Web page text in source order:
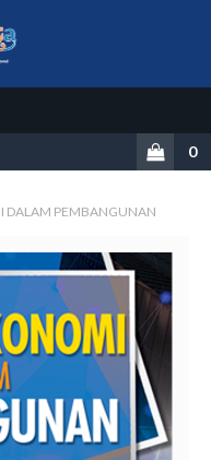
0
DALAM PEMBANGUNAN